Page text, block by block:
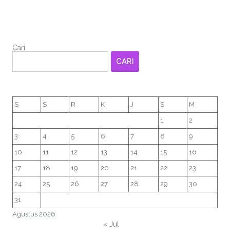
Cari
CARI
Agustus 2026
S S R K J S M
1 2
3 4 5 6 7 8 9
10 11 12 13 14 15 16
17 18 19 20 21 22 23
24 25 26 27 28 29 30
31
« Jul